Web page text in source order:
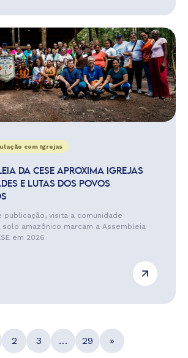
com Igrejas
DA CESE APROXIMA IGREJAS
E LUTAS DOS POVOS
publicação, visita a comunidade
amazônico marcam a Assembleia
em 2026
2 3 … 29 »